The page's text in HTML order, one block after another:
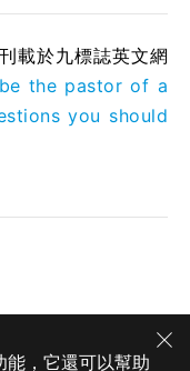
載於九標誌英文網
the pastor of a
you should
，它還可以幫助